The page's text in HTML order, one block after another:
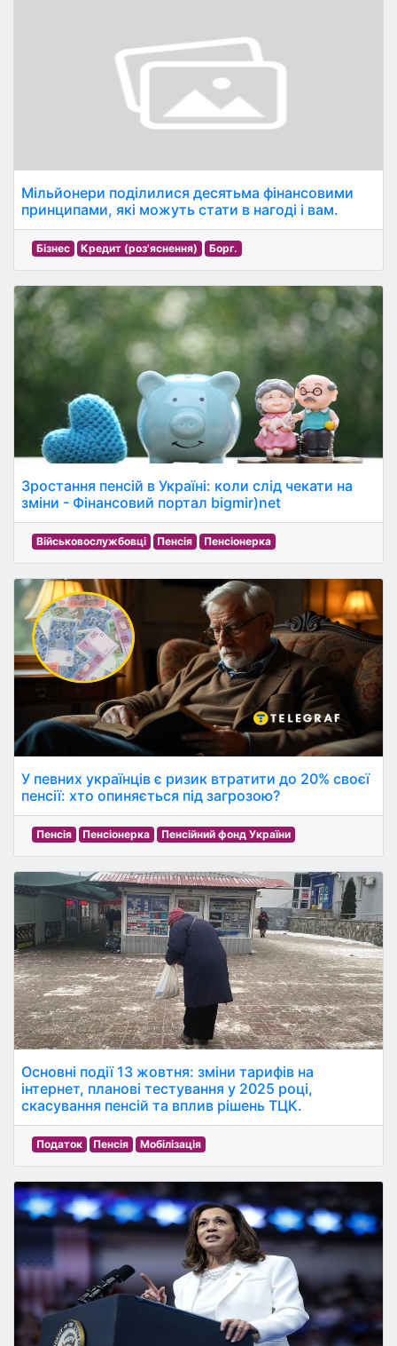
Мільйонери поділилися десятьма фінансовими
принципами, які можуть стати в нагоді і вам.
Бізнес Кредит (роз'яснення) Борг.
Зростання пенсій в Україні: коли слід чекати на
зміни - Фінансовий портал bigmir)net
Військовослужбовці Пенсія Пенсіонерка
У певних українців є ризик втратити до 20% своєї
пенсії: хто опиняється під загрозою?
Пенсія Пенсіонерка Пенсійний фонд України
Основні події 13 жовтня: зміни тарифів на
інтернет, планові тестування у 2025 році,
скасування пенсій та вплив рішень ТЦК.
Податок Пенсія Мобілізація